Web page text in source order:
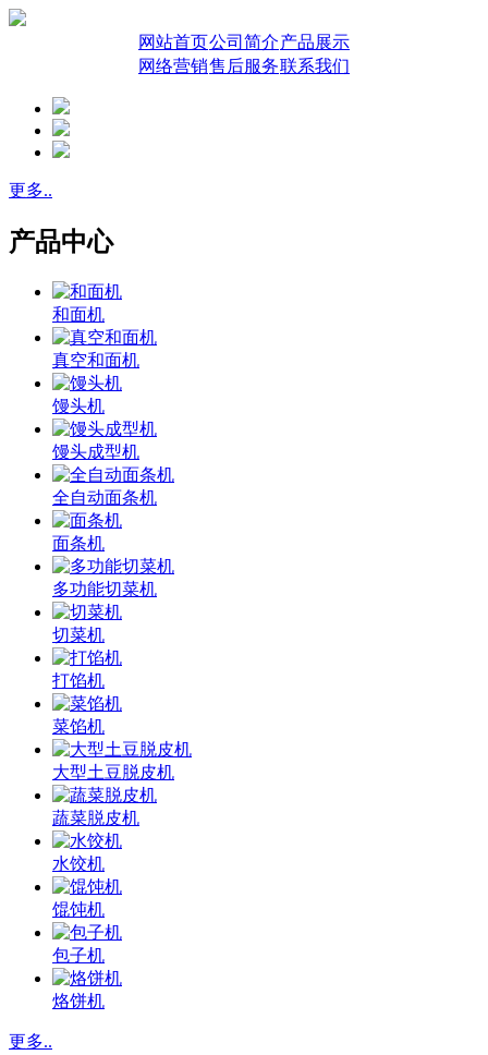
网站首页公司简介产品展示
网络营销售后服务联系我们
更多..
产品中心
和面机
真空和面机
馒头机
馒头成型机
全自动面条机
面条机
多功能切菜机
切菜机
打馅机
菜馅机
大型土豆脱皮机
蔬菜脱皮机
水饺机
馄饨机
包子机
烙饼机
更多..